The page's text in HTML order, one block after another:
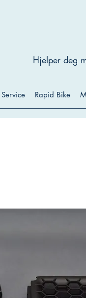
Hjelper deg
Service Rapid Bike